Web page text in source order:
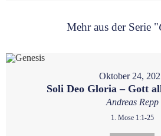
Mehr aus der Serie "
Oktober 24,
Soli Deo Gloria – Gott
Andreas Repp
1. Mose 1:1-25